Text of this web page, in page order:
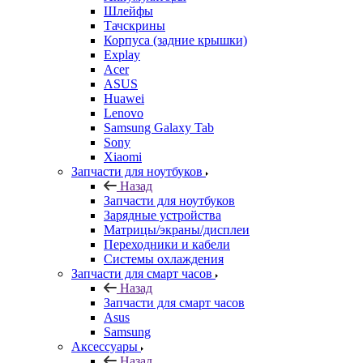
Корпуса (задние крышки)
Explay
Acer
ASUS
Huawei
Lenovo
Samsung Galaxy Tab
Sony
Xiaomi
Запчасти для ноутбуков
Назад
Запчасти для ноутбуков
Зарядные устройства
Матрицы/экраны/дисплеи
Переходники и кабели
Системы охлаждения
Запчасти для смарт часов
Назад
Запчасти для смарт часов
Asus
Samsung
Аксессуары
Назад
Аксессуары
Apple